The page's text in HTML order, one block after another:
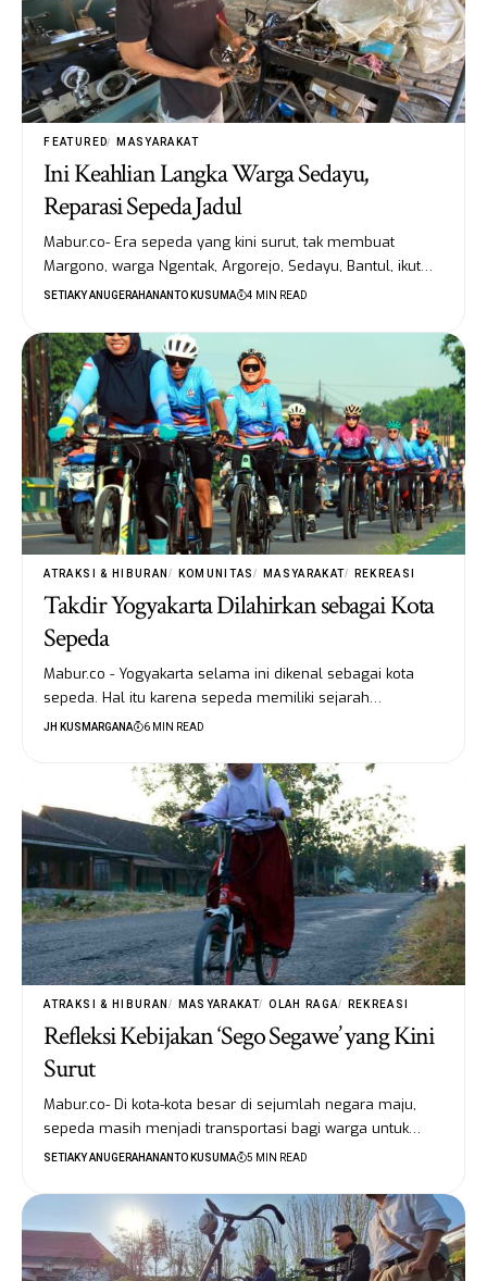
FEATURED MASYARAKAT
Ini Keahlian Langka Warga Sedayu,
Reparasi Sepeda Jadul
Mabur.co- Era sepeda yang kini surut, tak membuat
Margono, warga Ngentak, Argorejo, Sedayu, Bantul, ikut…
SETIAKY ANUGERAHANANTO KUSUMA 4 MIN READ
ATRAKSI & HIBURAN KOMUNITAS MASYARAKAT REKREASI
Takdir Yogyakarta Dilahirkan sebagai Kota
Sepeda
Mabur.co - Yogyakarta selama ini dikenal sebagai kota
sepeda. Hal itu karena sepeda memiliki sejarah…
JH KUSMARGANA 6 MIN READ
ATRAKSI & HIBURAN MASYARAKAT OLAH RAGA REKREASI
Refleksi Kebijakan ‘Sego Segawe’ yang Kini
Surut
Mabur.co- Di kota-kota besar di sejumlah negara maju,
sepeda masih menjadi transportasi bagi warga untuk…
SETIAKY ANUGERAHANANTO KUSUMA 5 MIN READ